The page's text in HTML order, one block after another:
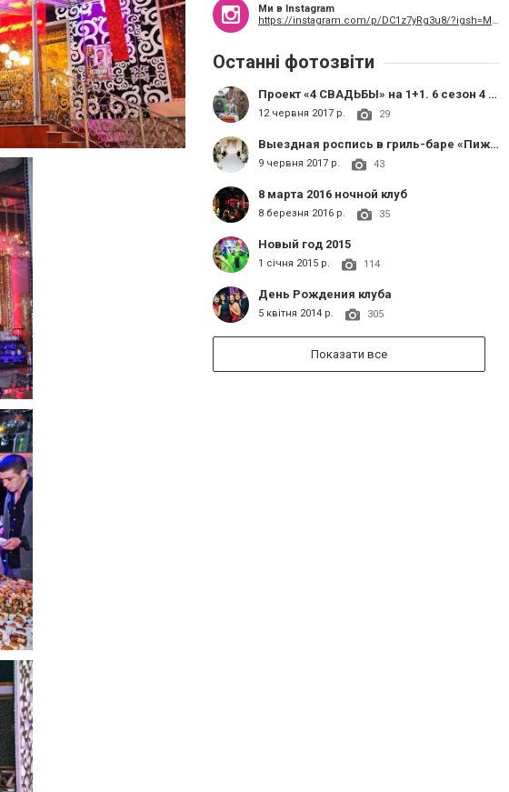
Ми в Instagram
https://instagram.com/p/DC1z7yRg3u8/?igsh=MWtubnVwMHBjYjg2dA%3D%3D
Останні фотозвіти
Проект «4 СВАДЬБЫ» на 1+1. 6 сезон 4 выпуск
12 червня 2017 р. 29
​Выездная роспись в гриль-баре «Пижон», банкет в Жемчужном зале банкетного комплекса «Золото»
9 червня 2017 р. 43
8 марта 2016 ночной клуб
8 березня 2016 р. 35
Новый год 2015
1 січня 2015 р. 114
День Рождения клуба
5 квітня 2014 р. 305
Показати все